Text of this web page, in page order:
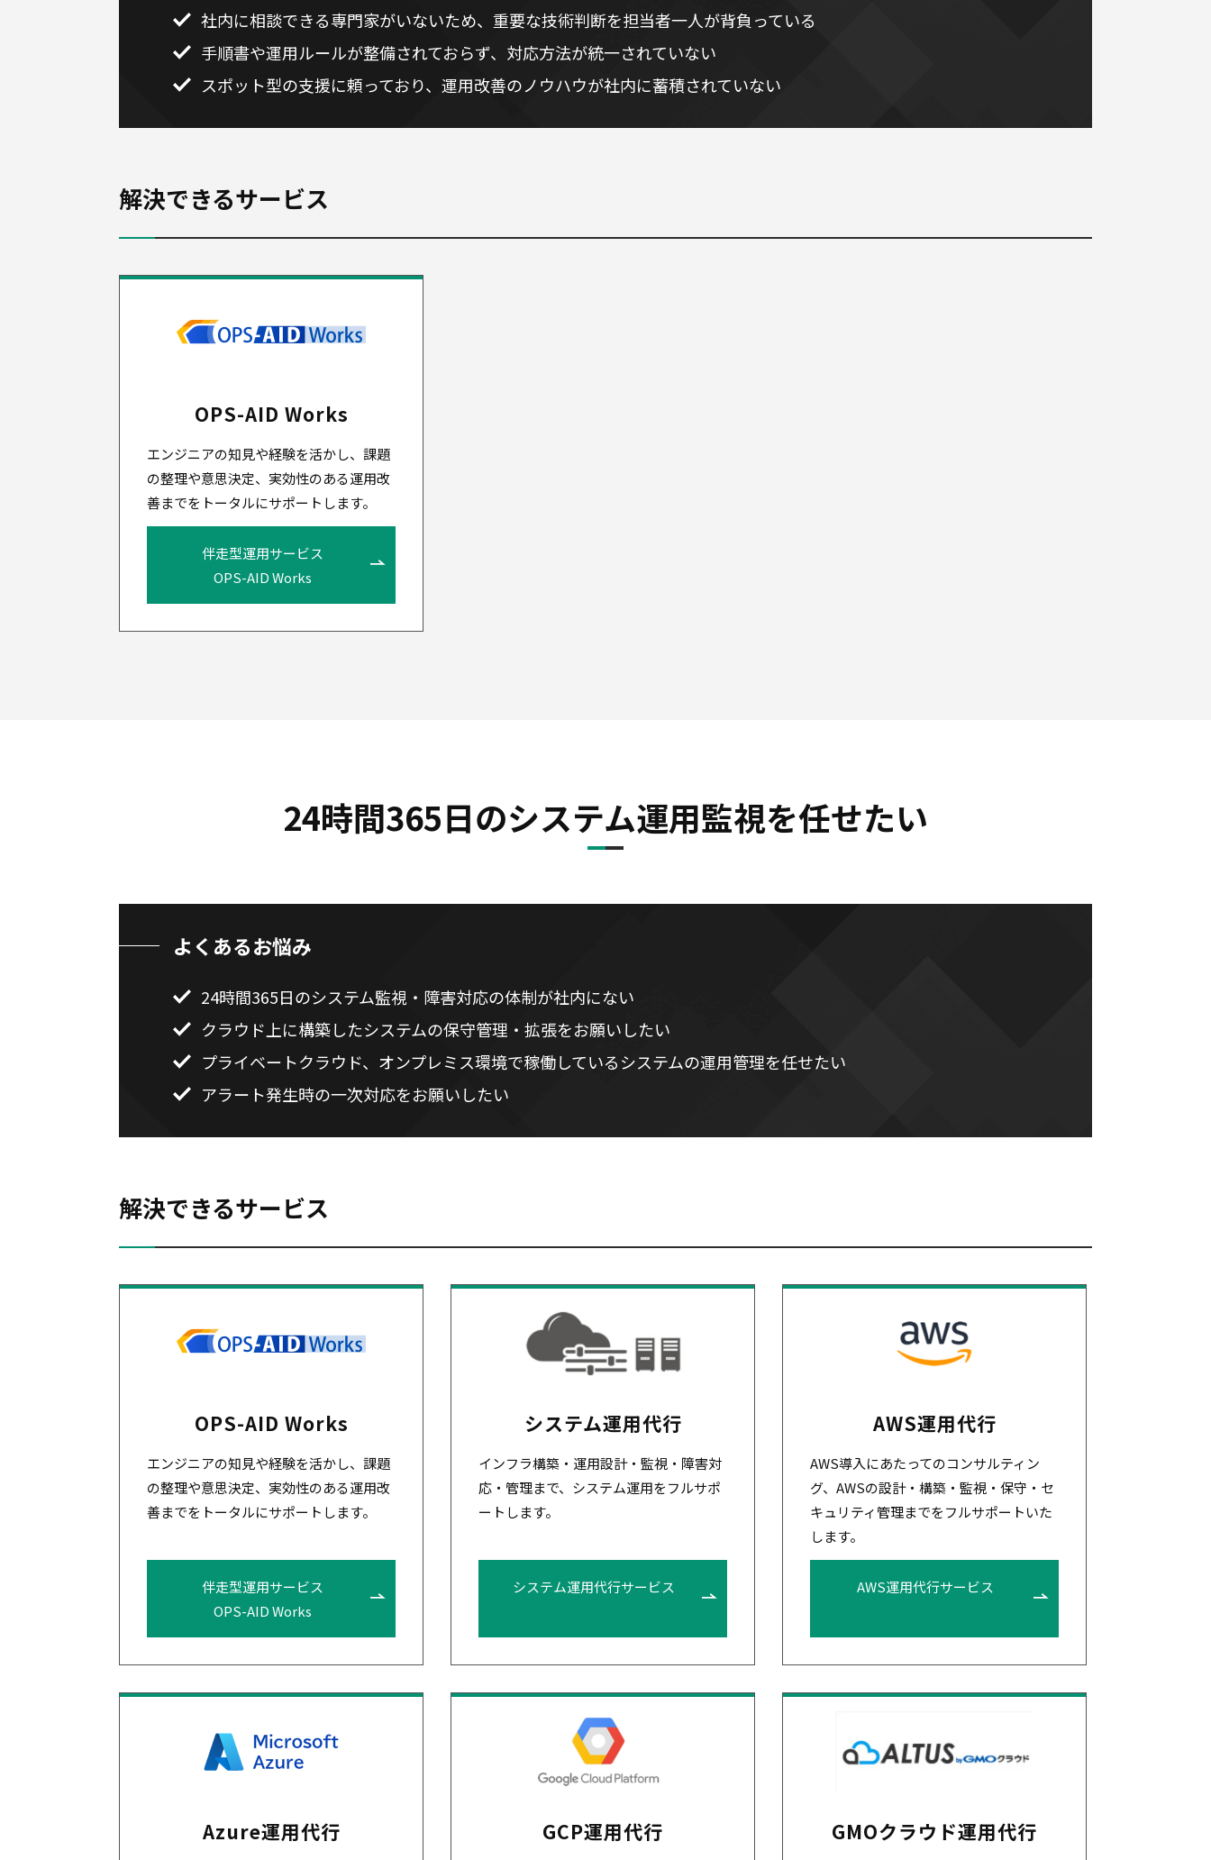
社内に相談できる専門家がいないため、重要な技術判断を担当者一人が背負っている
手順書や運用ルールが整備されておらず、対応方法が統一されていない
スポット型の支援に頼っており、運用改善のノウハウが社内に蓄積されていない
解決できるサービス
OPS-AID Works
エンジニアの知見や経験を活かし、課題
の整理や意思決定、実効性のある運用改
善までをトータルにサポートします。
伴走型運用サービス
OPS-AID Works
24時間365日のシステム運用監視を任せたい
よくあるお悩み
24時間365日のシステム監視・障害対応の体制が社内にない
クラウド上に構築したシステムの保守管理・拡張をお願いしたい
プライベートクラウド、オンプレミス環境で稼働しているシステムの運用管理を任せたい
アラート発生時の一次対応をお願いしたい
解決できるサービス
OPS-AID Works
エンジニアの知見や経験を活かし、課題
の整理や意思決定、実効性のある運用改
善までをトータルにサポートします。
伴走型運用サービス
OPS-AID Works
システム運用代行
インフラ構築・運用設計・監視・障害対
応・管理まで、システム運用をフルサポ
ートします。
システム運用代行サービス
AWS運用代行
AWS導入にあたってのコンサルティン
グ、AWSの設計・構築・監視・保守・セ
キュリティ管理までをフルサポートいた
します。
AWS運用代行サービス
Azure運用代行 GCP運用代行 GMOクラウド運用代行